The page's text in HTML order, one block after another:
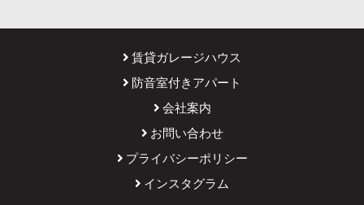
賃貸ガレージハウス
防音室付きアパート
会社案内
お問い合わせ
プライバシーポリシー
インスタグラム